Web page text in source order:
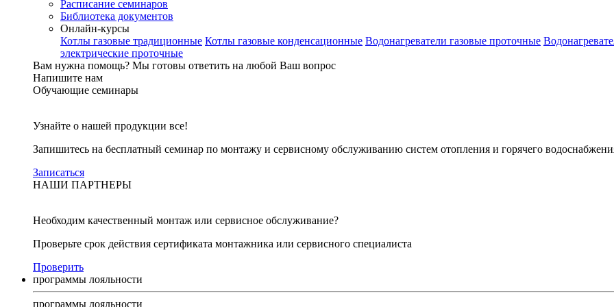
Расписание семинаров
Библиотека документов
Онлайн-курсы
Котлы газовые традиционные Котлы газовые конденсационные Водонагреватели газовые проточные
электрические проточные
Вам нужна помощь? Мы готовы ответить на любой Ваш вопрос
Напишите нам
Обучающие семинары
Узнайте о нашей продукции все!
Запишитесь на бесплатный семинар по монтажу и сервисному обслуживанию систем отопления и горячего
Записаться
НАШИ ПАРТНЕРЫ
Необходим качественный монтаж или сервисное обслуживание?
Проверьте срок действия сертификата монтажника или сервисного специалиста
Проверить
программы лояльности
программы лояльности